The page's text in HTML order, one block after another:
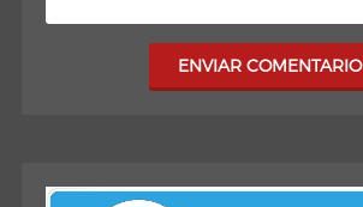
ENVIAR COMENTARIO